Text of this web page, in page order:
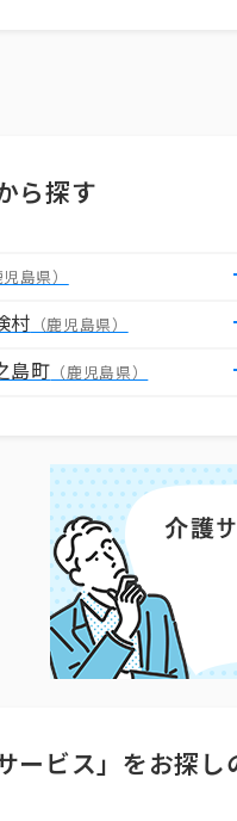
ら探す
児島県）
村 （鹿児島県）
島町 （鹿児島県）
ービス」をお探